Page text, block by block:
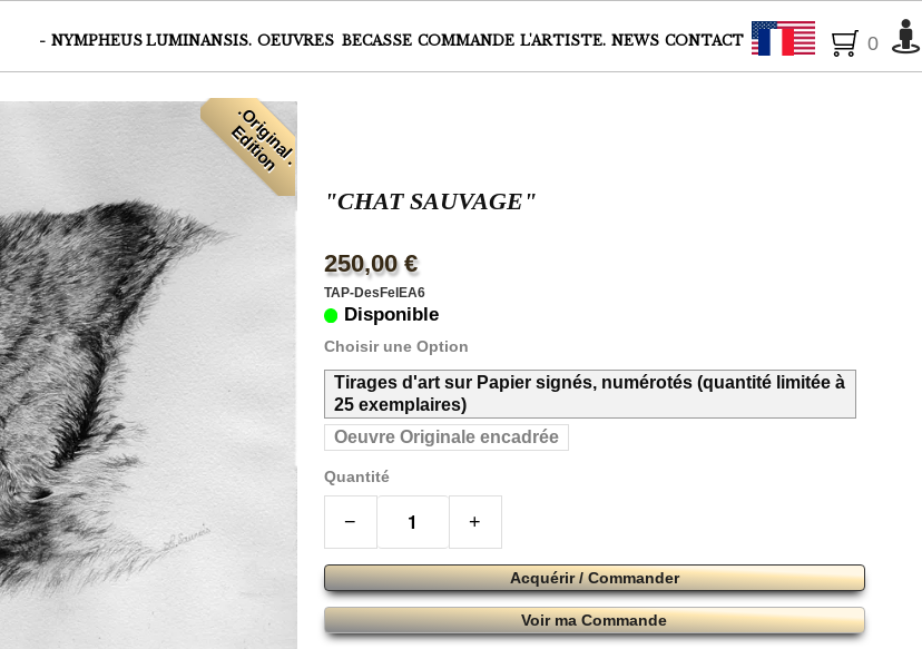
- NYMPHEUS LUMINANSIS. OEUVRES BECASSE COMMANDE L'ARTISTE. NEWS CONTACT Français
0
.
O
r
i
g
i
n
a
l
.
E
d
i
t
i
o
n
"CHAT SAUVAGE"
250,00 €
TAP-DesFelEA6
Disponible
Choisir une Option
Tirages d'art sur Papier signés, numérotés (quantité limitée à
25 exemplaires)
Oeuvre Originale encadrée
Quantité
− +
Acquérir / Commander
Voir ma Commande